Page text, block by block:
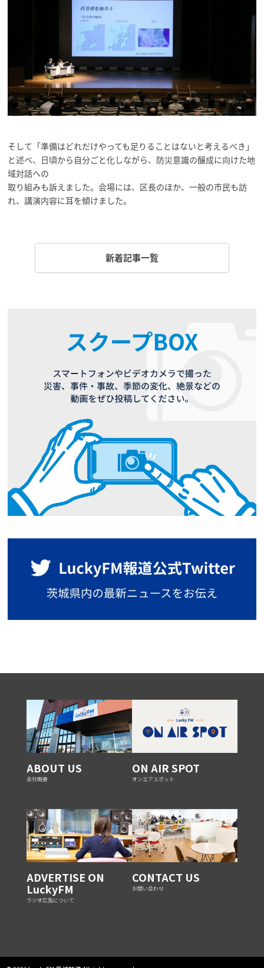
そして「準備はどれだけやっても足りることはないと考えるべき」
と述べ、日頃から自分ごと化しながら、防災意識の醸成に向けた地
域対話への
取り組みも訴えました。会場には、区長のほか、一般の市民も訪
れ、講演内容に耳を傾けました。
新着記事一覧
ABOUT US
会社概要
ON AIR SPOT
オンエアスポット
ADVERTISE ON
LuckyFM
ラジオ広告について
CONTACT US
お問い合わせ